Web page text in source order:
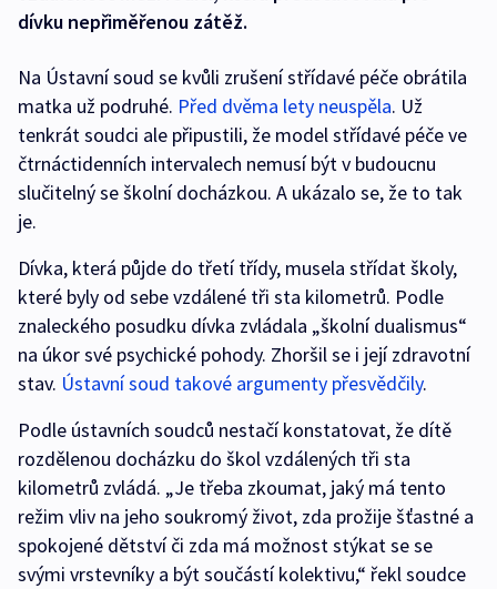
dívku nepřiměřenou zátěž.
Na Ústavní soud se kvůli zrušení střídavé péče obrátila
matka už podruhé. Před dvěma lety neuspěla. Už
tenkrát soudci ale připustili, že model střídavé péče ve
čtrnáctidenních intervalech nemusí být v budoucnu
slučitelný se školní docházkou. A ukázalo se, že to tak
je.
Dívka, která půjde do třetí třídy, musela střídat školy,
které byly od sebe vzdálené tři sta kilometrů. Podle
znaleckého posudku dívka zvládala „školní dualismus“
na úkor své psychické pohody. Zhoršil se i její zdravotní
stav. Ústavní soud takové argumenty přesvědčily.
Podle ústavních soudců nestačí konstatovat, že dítě
rozdělenou docházku do škol vzdálených tři sta
kilometrů zvládá. „Je třeba zkoumat, jaký má tento
režim vliv na jeho soukromý život, zda prožije šťastné a
spokojené dětství či zda má možnost stýkat se se
svými vrstevníky a být součástí kolektivu,“ řekl soudce